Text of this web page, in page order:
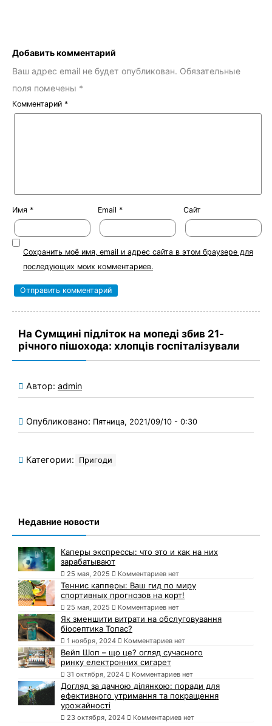
Добавить комментарий
Ваш адрес email не будет опубликован. Обязательные
поля помечены *
Комментарий *
Имя * Email * Сайт
Сохранить моё имя, email и адрес сайта в этом браузере для
последующих моих комментариев.
На Сумщині підліток на мопеді збив 21-
річного пішохода: хлопців госпіталізували
Автор: admin
Опубликовано: Пятница, 2021/09/10 - 0:30
Категории: Пригоди
Недавние новости
Каперы экспрессы: что это и как на них
зарабатывают
25 мая, 2025 Комментариев нет
Теннис капперы: Ваш гид по миру
спортивных прогнозов на корт!
25 мая, 2025 Комментариев нет
Як зменшити витрати на обслуговування
біосептика Топас?
1 ноября, 2024 Комментариев нет
Вейп Шоп – що це? огляд сучасного
ринку електронних сигарет
31 октября, 2024 Комментариев нет
Догляд за дачною ділянкою: поради для
ефективного утримання та покращення
урожайності
23 октября, 2024 Комментариев нет